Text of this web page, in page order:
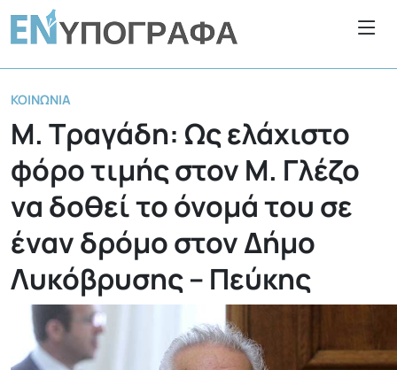
ΚΟΙΝΩΝΊΑ
Μ. Τραγάδη: Ως ελάχιστο
φόρο τιμής στον Μ. Γλέζο
να δοθεί το όνομά του σε
έναν δρόμο στον Δήμο
Λυκόβρυσης – Πεύκης